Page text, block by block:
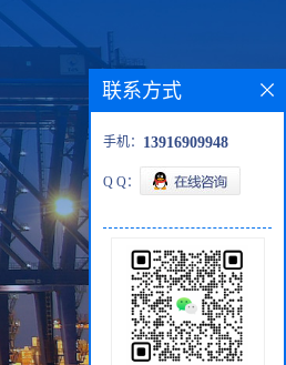
联系方式
手机： 13916909948
Q Q：